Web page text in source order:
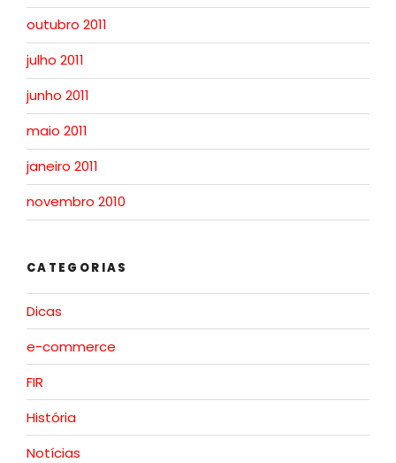
outubro 2011
julho 2011
junho 2011
maio 2011
janeiro 2011
novembro 2010
CATEGORIAS
Dicas
e-commerce
FIR
História
Notícias